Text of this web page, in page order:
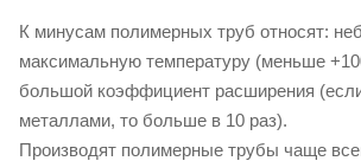
К минусам полимерных труб относят:
максимальную температуру (меньше
большой коэффициент расширения
металлами, то больше в 10 раз).
Производят полимерные трубы чаще